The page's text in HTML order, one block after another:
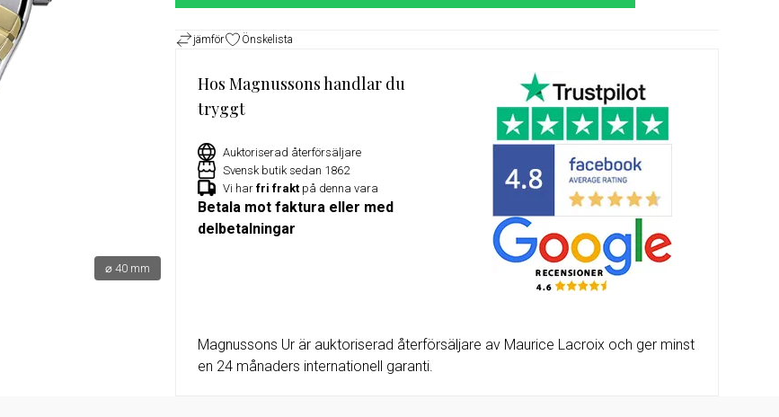
Exklusivt erbjudande för Militum-
medlemmar – 15% rabatt på utvalda
⌀ 40 mm
jämför Önskelista
Hos Magnussons handlar du
tryggt
Auktoriserad återförsäljare
Svensk butik sedan 1862
Vi har fri frakt på denna vara
Betala mot faktura eller med
delbetalningar
Magnussons Ur är auktoriserad återförsäljare av Maurice Lacroix och ger minst
en 24 månaders internationell garanti.